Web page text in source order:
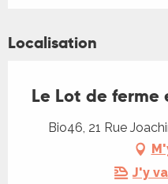
Localisation
Le Lot de ferme
Bio46, 21 Rue
J'y